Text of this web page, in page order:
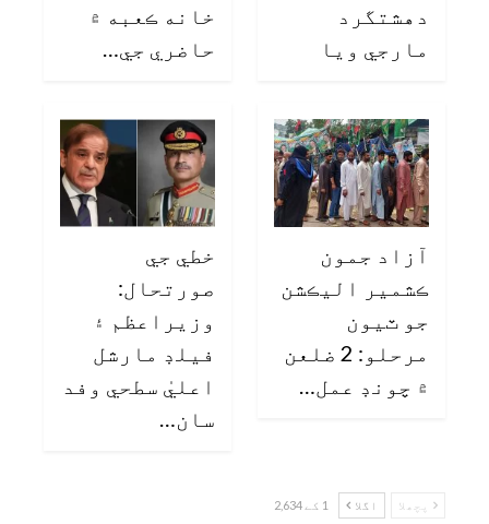
دهشتگرد
مارجي ويا
خانه ڪعبه ۾
حاضري جي…
آزاد جمون
ڪشمير اليڪشن
جو ٽيون
مرحلو: 2 ضلعن
۾ چونڊ عمل…
خطي جي
صورتحال:
وزيراعظم ۽
فيلڊ مارشل
اعليٰ سطحي وفد
سان…
پچھلا اگلا 1 کے 2,634